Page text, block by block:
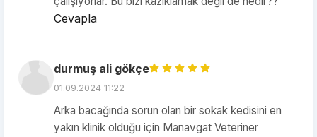
Cevapla
durmuş ali gökçe
01.09.2024 11:22
Arka bacağında sorun olan bir sokak kedisini en
yakın klinik olduğu için Manavgat Veteriner